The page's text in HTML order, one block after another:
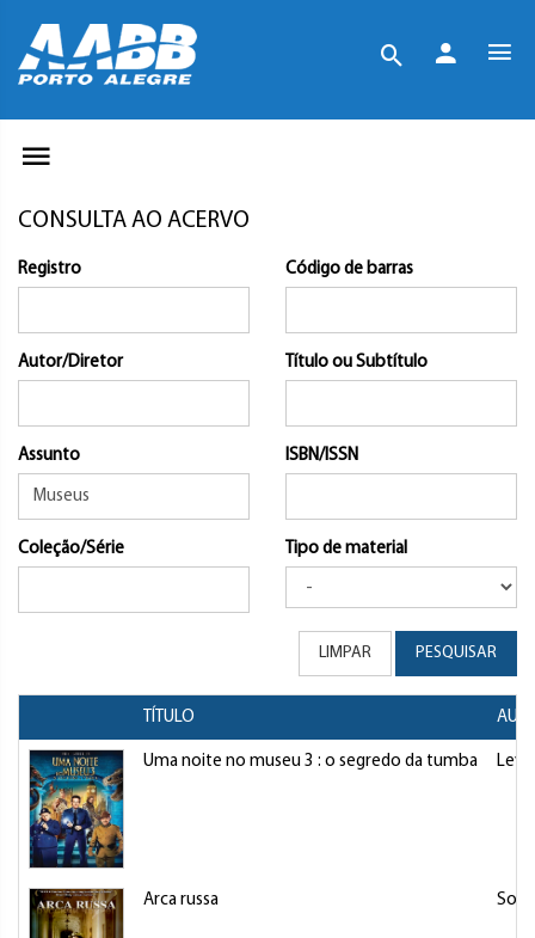
CONSULTA AO ACERVO
Registro Código de barras
Autor/Diretor Título ou Subtítulo
Assunto ISBN/ISSN
Coleção/Série Tipo de material
LIMPAR PESQUISAR
TÍTULO
Uma noite no museu 3 : o segredo da tumba
Arca russa